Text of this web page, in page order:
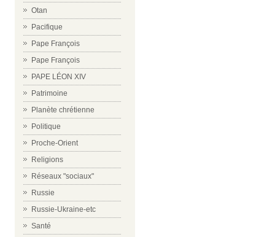
Otan
Pacifique
Pape François
Pape François
PAPE LÉON XIV
Patrimoine
Planète chrétienne
Politique
Proche-Orient
Religions
Réseaux "sociaux"
Russie
Russie-Ukraine-etc
Santé